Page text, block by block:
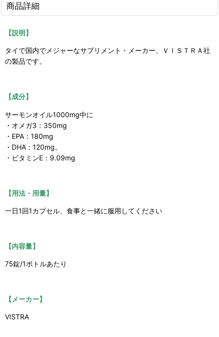
商品詳細
【説明】
タイで国内でメジャーなサプリメント・メーカー、ＶＩＳＴＲＡ社
の製品です。
【成分】
サーモンオイル1000mg中に
・オメガ3：350mg
・EPA：180mg
・DHA：120mg。
・ビタミンE：9.09mg
【用法・用量】
一日1回1カプセル、食事と一緒に服用してください
【内容量】
75錠/1ボトルあたり
【メーカー】
VISTRA